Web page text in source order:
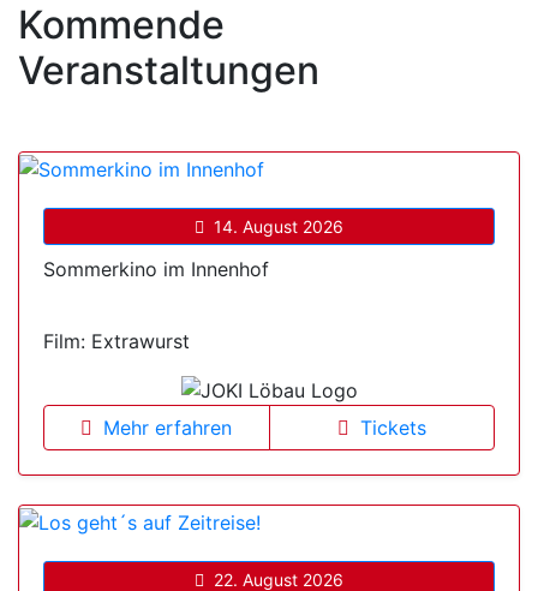
Kommende
Veranstaltungen
14. August 2026
Sommerkino im Innenhof
Film: Extrawurst
Mehr erfahren Tickets
22. August 2026